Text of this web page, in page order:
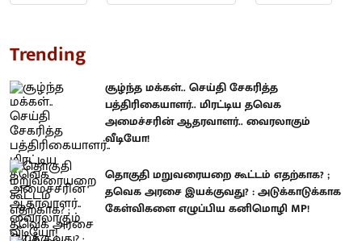
Trending
சூழ்ந்த மக்கள்.. செய்தி சேகரித்த
பத்திரிகையாளர்.. மிரட்டிய தவெக
அமைச்சரின் ஆதரவாளர்.. வைரலாகும்
வீடியோ!
தொகுதி மறுவரையறை கூட்டம் எதற்காக? ;
தவெக அரசை இயக்குவது? : அடுக்காடுக்காக
கேள்விகளை எழுப்பிய கனிமொழி MP!